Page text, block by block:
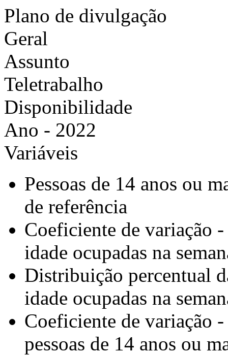
Plano de divulgação
Geral
Assunto
Teletrabalho
Disponibilidade
Ano - 2022
Variáveis
Pessoas de 14 anos ou
de referência
Coeficiente de variação -
idade ocupadas na
Distribuição percentual
idade ocupadas na
Coeficiente de variação
pessoas de 14 anos ou